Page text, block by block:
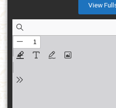
View